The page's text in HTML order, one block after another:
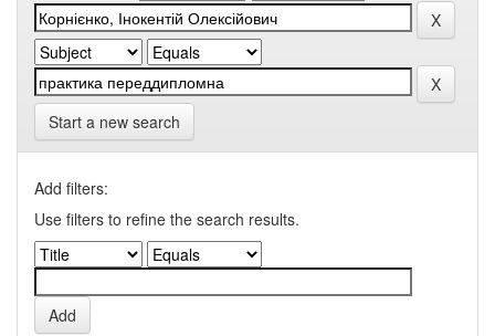
Start a new search
Add filters:
Use filters to refine the search results.